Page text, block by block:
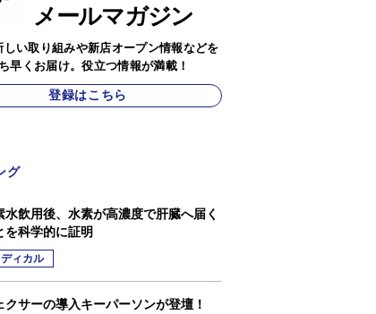
メールマガジン
しい取り組みや新店オープン情報などを
早くお届け。役立つ情報が満載！
登録はこちら
グ
水飲用後、水素が高濃度で肝臓へ届く
を科学的に証明
ィカル
クサーの導入キーパーソンが登壇！